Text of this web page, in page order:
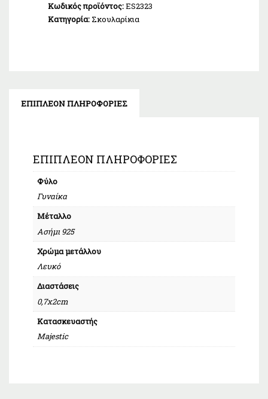
Κωδικός προϊόντος:ES2323
Κατηγορία: Σκουλαρίκια
ΕΠΙΠΛΈΟΝ ΠΛΗΡΟΦΟΡΊΕΣ
ΕΠΙΠΛΈΟΝ ΠΛΗΡΟΦΟΡΊΕΣ
Φύλο
Γυναίκα
Μέταλλο
Ασήμι 925
Χρώμα μετάλλου
Λευκό
Διαστάσεις
0,7x2cm
Κατασκευαστής
Majestic